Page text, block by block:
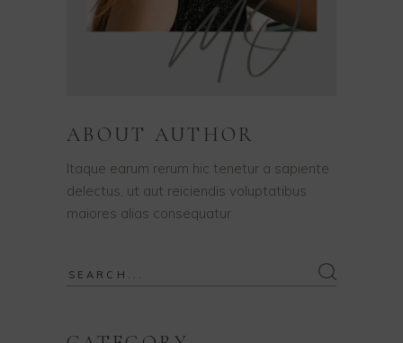
ABOUT AUTHOR
Itaque earum rerum hic tenetur a sapiente
delectus, ut aut reiciendis voluptatibus
maiores alias consequatur
Search